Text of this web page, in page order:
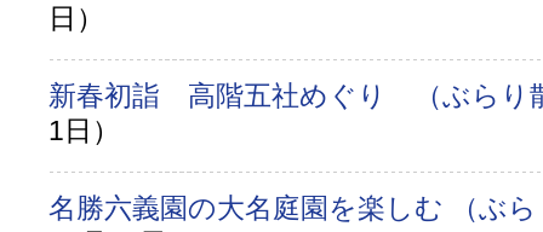
日）
新春初詣 高階五社めぐり （ぶらり
1日）
名勝六義園の大名庭園を楽しむ （ぶ